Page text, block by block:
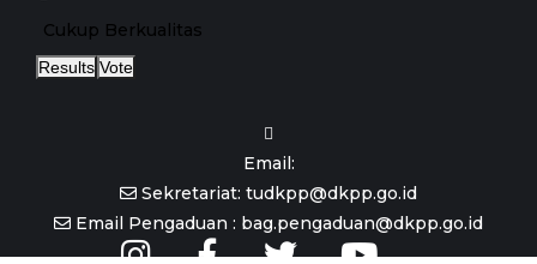
Cukup Berkualitas
Results Vote
Email:
Sekretariat: tudkpp@dkpp.go.id
Email Pengaduan : bag.pengaduan@dkpp.go.id